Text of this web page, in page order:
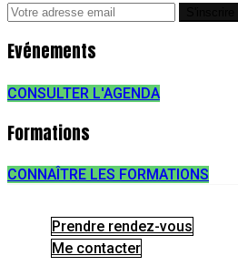
Evénements
CONSULTER L'AGENDA
Formations
CONNAÎTRE LES FORMATIONS
Prendre rendez-vous
Me contacter